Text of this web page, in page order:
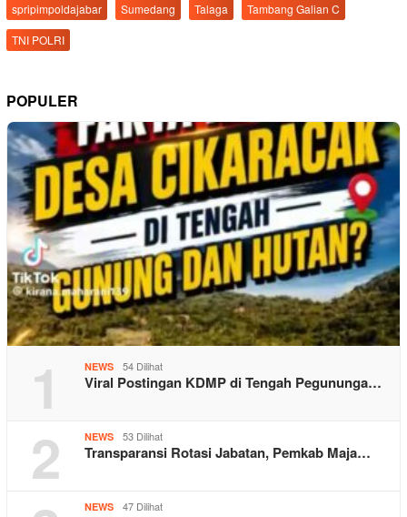
spripimpoldajabar
Sumedang Talaga
Tambang Galian C
TNI POLRI
POPULER
1 NEWS 54 Dilihat
Viral Postingan KDMP di Tengah Pegununga…
2 NEWS 53 Dilihat
Transparansi Rotasi Jabatan, Pemkab Maja…
NEWS 47 Dilihat